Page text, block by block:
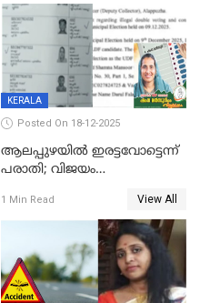
KERALA
Posted On 18-12-2025
ആലപ്പുഴയിൽ ഇരട്ടവോട്ടെന്ന്
പരാതി; വിജയം
വാർഡിലെ എൽഡിഎഫ്
സ്ഥാനാർത്ഥി
1 Min Read View All